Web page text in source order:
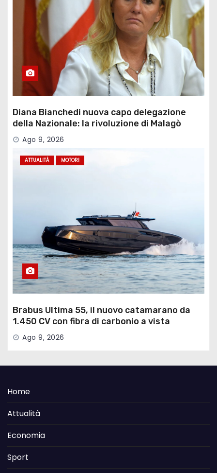
Diana Bianchedi nuova capo delegazione
della Nazionale: la rivoluzione di Malagò
Ago 9, 2026
ATTUALITÀ MOTORI
Brabus Ultima 55, il nuovo catamarano da
1.450 CV con fibra di carbonio a vista
Ago 9, 2026
Home
Attualità
Economia
Sport